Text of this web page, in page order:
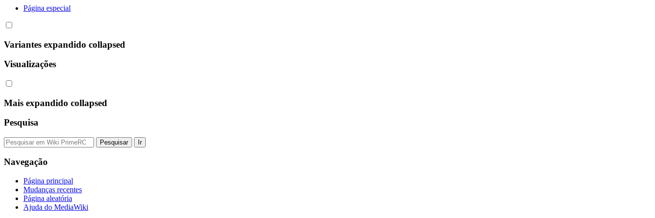
Página especial
Variantes expandido collapsed
Visualizações
Mais expandido collapsed
Pesquisa
Navegação
Página principal
Mudanças recentes
Página aleatória
Ajuda do MediaWiki